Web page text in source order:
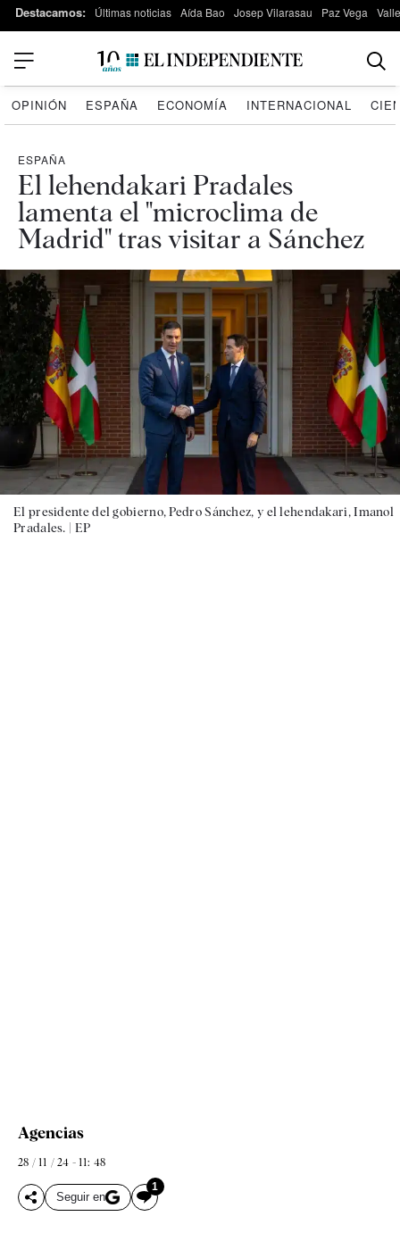
Destacamos: Últimas noticias Aída Bao Josep Vilarasau Paz Vega
OPINIÓN ESPAÑA ECONOMÍA INTERNACIONAL
ESPAÑA
El lehendakari Pradales
lamenta el "microclima de
Madrid" tras visitar a Sánchez
El presidente del gobierno, Pedro Sánchez, y el lehendakari, Imanol
Pradales. | EP
Agencias
28 / 11 / 24 - 11: 48
Seguir en
1